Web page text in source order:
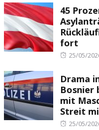
45
fort
Posted
25/05/
Drama
Bosnier
mit
Streit
Posted
25/05/